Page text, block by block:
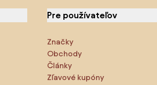
Pre používateľov
Značky
Obchody
Články
Zľavové kupóny